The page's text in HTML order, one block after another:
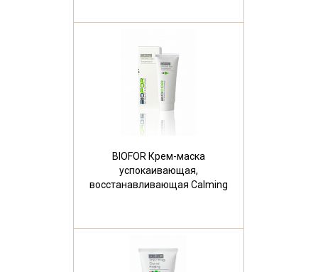
BIOFOR Крем-маска
успокаивающая,
восстанавливающая Calming